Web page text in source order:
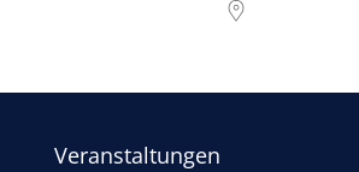
Veranstaltungen